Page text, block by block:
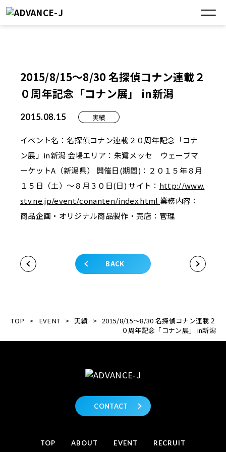
2015/8/15～8/30 名探偵コナン連載２
０周年記念「コナン展」 in新潟
2015.08.15 実績
イベント名：名探偵コナン連載２０周年記念「コナ
ン展」in新潟 会場エリア：朱鷺メッセ ウェーブマ
ーケットA（新潟県） 開催日(期間)：２０１５年８月
１５日（土）～８月３０日(日) サイト： http://www.
stv.ne.jp/event/conanten/index.html 業務内容：
商品企画・オリジナル商品製作・売店：管理
BACK
TOP > EVENT > 実績 > 2015/8/15～8/30 名探偵コナン連載２
０周年記念「コナン展」 in新潟
CONTACT
TOP ABOUT EVENT RECRUIT